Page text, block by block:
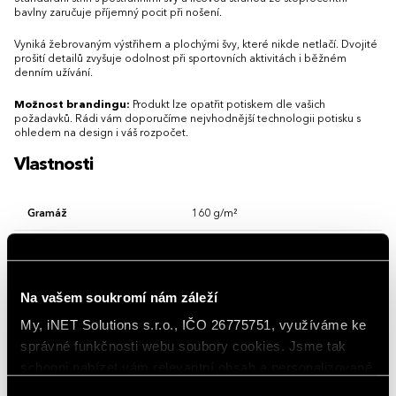
Na vašem soukromí nám záleží
My, iNET Solutions s.r.o., IČO 26775751, využíváme ke
správné funkčnosti webu soubory cookies. Jsme tak
bavlny zaručuje příjemný pocit při nošení.
Vyniká žebrovaným výstřihem a plochými švy, které nikde netlačí. Dvojité
prošití detailů zvyšuje odolnost při sportovních aktivitách i běžném
denním užívání.
Možnost brandingu: Produkt lze opatřit potiskem dle vašich
požadavků. Rádi vám doporučíme nejvhodnější technologii potisku s
ohledem na design i váš rozpočet.
Vlastnosti
Gramáž 160 g/m²
Střih/Styl Regular fit
Vlastnosti/Provedení Reklamní, Elastická, Volný čas